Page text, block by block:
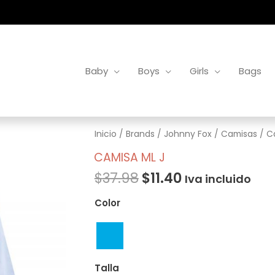
Baby Boys Girls Bags
Inicio / Brands / Johnny Fox / Camisas /
CAMISA ML J
$37.98$11.40 Iva incluido
Color
Talla
Camisa
Ml
cantidad